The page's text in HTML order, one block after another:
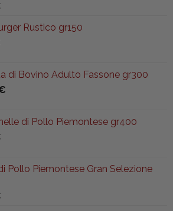
Rustico gr150
di Bovino Adulto Fassone gr300
di Pollo Piemontese gr400
Pollo Piemontese Gran Selezione